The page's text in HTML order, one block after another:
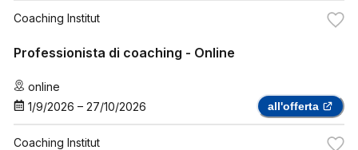
Coaching Institut
Professionista di coaching - Online
online
1/9/2026 – 27/10/2026 all'offerta
Coaching Institut